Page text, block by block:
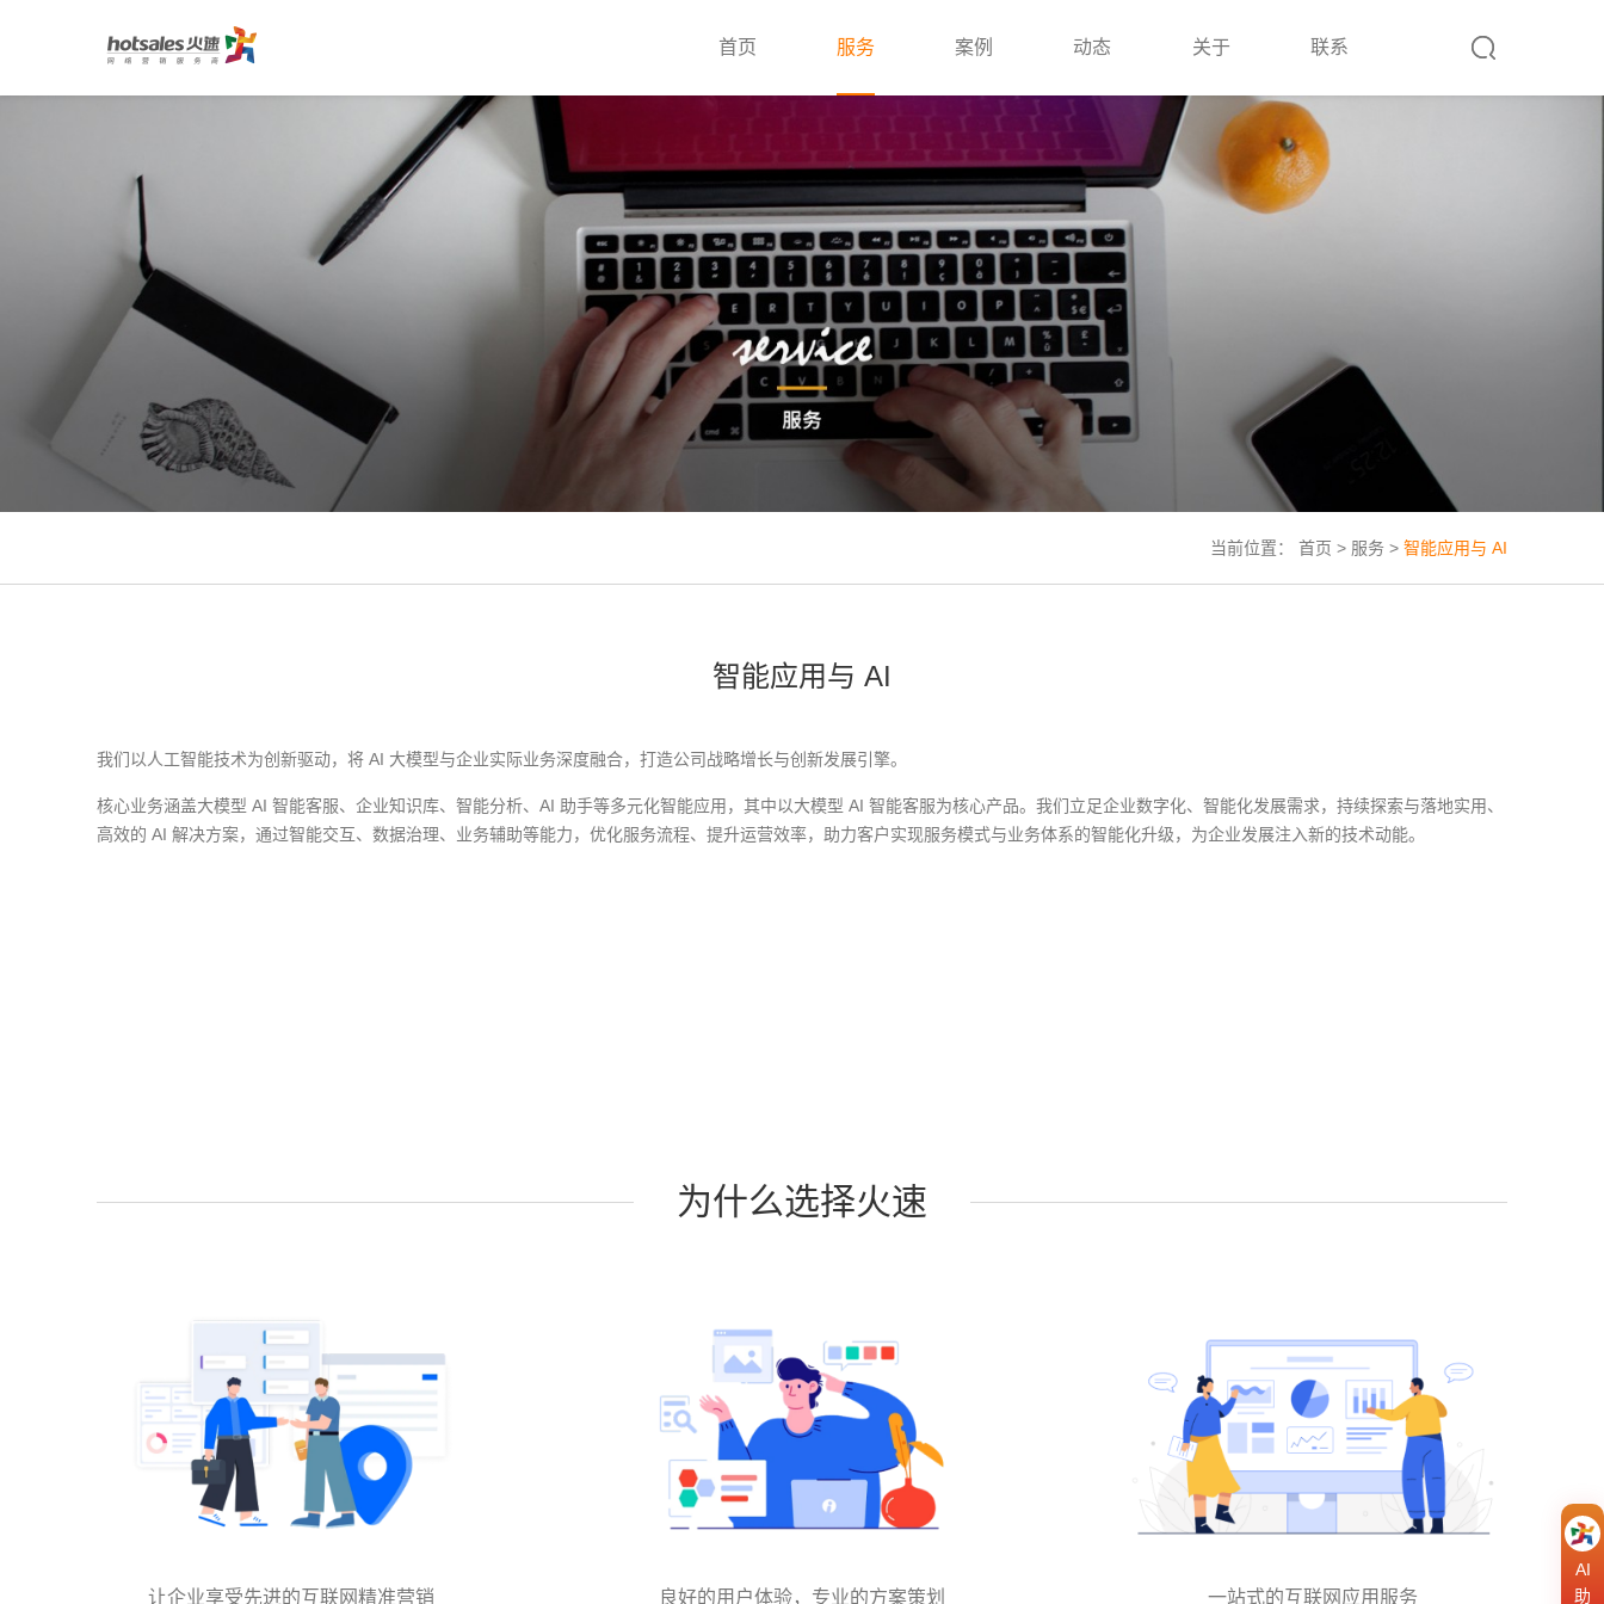
首页 服务 案例 动态 关于 联系
当前位置： 首页 > 服务 > 智能应用与 AI
智能应用与 AI
我们以人工智能技术为创新驱动，将 AI 大模型与企业实际业务深度融合，打造公司战略增长与创新发展引擎。
核心业务涵盖大模型 AI 智能客服、企业知识库、智能分析、AI 助手等多元化智能应用，其中以大模型 AI 智能客服为核心产品。我们立足企业数字化、智能化发展需求，持续探索与落地实用、
高效的 AI 解决方案，通过智能交互、数据治理、业务辅助等能力，优化服务流程、提升运营效率，助力客户实现服务模式与业务体系的智能化升级，为企业发展注入新的技术动能。
为什么选择火速
让企业享受先进的互联网精准营销 良好的用户体验，专业的方案策划 一站式的互联网应用服务
AI
助